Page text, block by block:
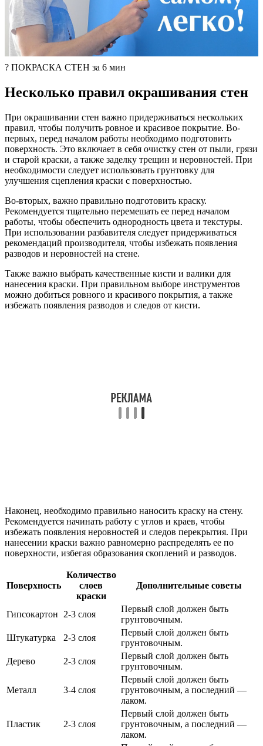
? ПОКРАСКА СТЕН за 6 мин
Несколько правил окрашивания стен
При окрашивании стен важно придерживаться нескольких
правил, чтобы получить ровное и красивое покрытие. Во-
первых, перед началом работы необходимо подготовить
поверхность. Это включает в себя очистку стен от пыли, грязи
и старой краски, а также заделку трещин и неровностей. При
необходимости следует использовать грунтовку для
улучшения сцепления краски с поверхностью.
Во-вторых, важно правильно подготовить краску.
Рекомендуется тщательно перемешать ее перед началом
работы, чтобы обеспечить однородность цвета и текстуры.
При использовании разбавителя следует придерживаться
рекомендаций производителя, чтобы избежать появления
разводов и неровностей на стене.
Также важно выбрать качественные кисти и валики для
нанесения краски. При правильном выборе инструментов
можно добиться ровного и красивого покрытия, а также
избежать появления разводов и следов от кисти.
Наконец, необходимо правильно наносить краску на стену.
Рекомендуется начинать работу с углов и краев, чтобы
избежать появления неровностей и следов перекрытия. При
нанесении краски важно равномерно распределять ее по
поверхности, избегая образования скоплений и разводов.
Поверхность
Количество
слоев
краски
Дополнительные советы
Гипсокартон 2-3 слоя
Первый слой должен быть
грунтовочным.
Штукатурка
2-3 слоя
Первый слой должен быть
грунтовочным.
Дерево
2-3 слоя
Первый слой должен быть
грунтовочным.
Металл 3-4 слоя
Первый слой должен быть
грунтовочным, а последний —
лаком.
Пластик 2-3 слоя
Первый слой должен быть
грунтовочным, а последний —
лаком.